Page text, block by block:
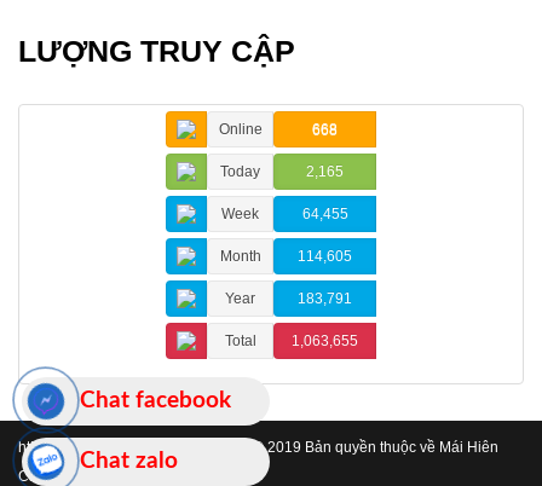
LƯỢNG TRUY CẬP
Online 668
Today 2,165
Week 64,455
Month 114,605
Year 183,791
Total 1,063,655
https://www.maihienchehatinh.com/
© 2019 Bản quyền thuộc về Mái Hiên
Che Hà Tĩnh
Chat zalo
Chat facebook